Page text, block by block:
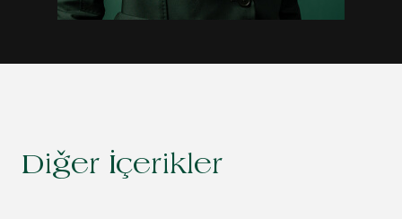
Diğer İçerikler